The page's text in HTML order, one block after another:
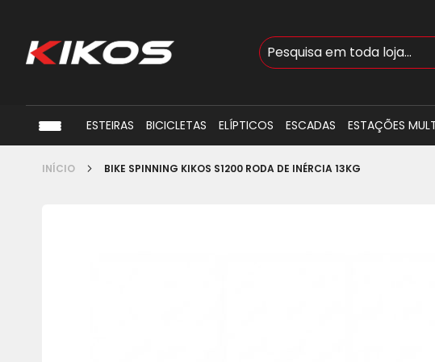
Busca
ESTEIRAS BICICLETAS ELÍPTICOS ESCADAS ESTAÇÕES
INÍCIO BIKE SPINNING KIKOS S1200 RODA DE INÉRCIA 13KG